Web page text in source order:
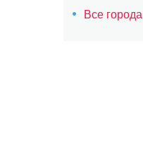
Все города